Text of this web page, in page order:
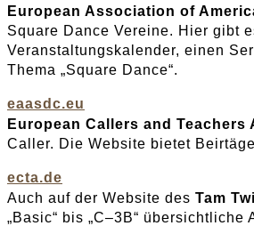
European Association of
Square Dance Vereine. Hier gibt
Veranstaltungskalender, einen
Thema „Square Dance“.
eaasdc.eu
European Callers and Teachers
Caller. Die Website bietet
ecta.de
Auch auf der Website des Tam
„Basic“ bis „C–3B“